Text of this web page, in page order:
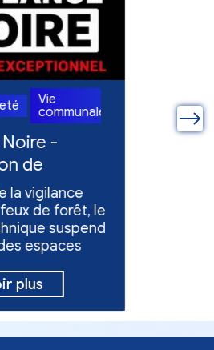
Vie
communale
-
de
des
la vigilance
de forêt, le
suspend
espaces
plus
Feux